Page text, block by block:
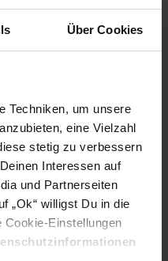
Über Cookies
Techniken, um unsere
eine Vielzahl
stetig zu verbessern
Interessen auf
und Partnerseiten
„Ok“ willigst Du in die
Cookie-Einstellungen
zur Zubereitung von
usw. Platzsparendes Slim-
schnell einsatzbereit und